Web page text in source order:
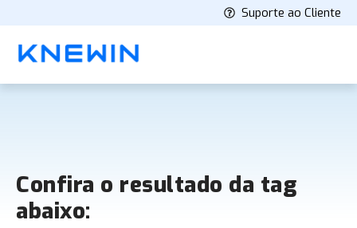
Suporte ao Cliente
Confira o resultado da tag
abaixo: